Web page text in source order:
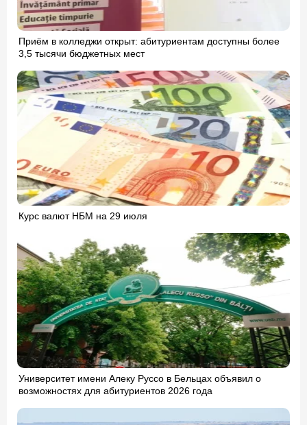
Приём в колледжи открыт: абитуриентам доступны более
3,5 тысячи бюджетных мест
Курс валют НБМ на 29 июля
Университет имени Алеку Руссо в Бельцах объявил о
возможностях для абитуриентов 2026 года